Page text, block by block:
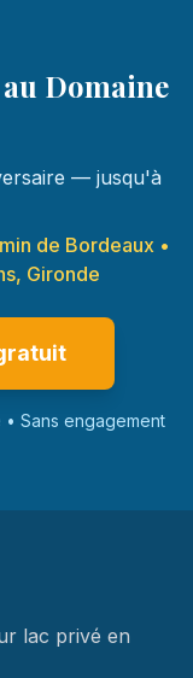
Domaine
— jusqu'à
de Bordeaux •
Gironde
Sans engagement
lac privé en